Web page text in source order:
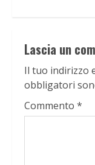
Lascia un
Il tuo indirizzo
obbligatori
Commento *